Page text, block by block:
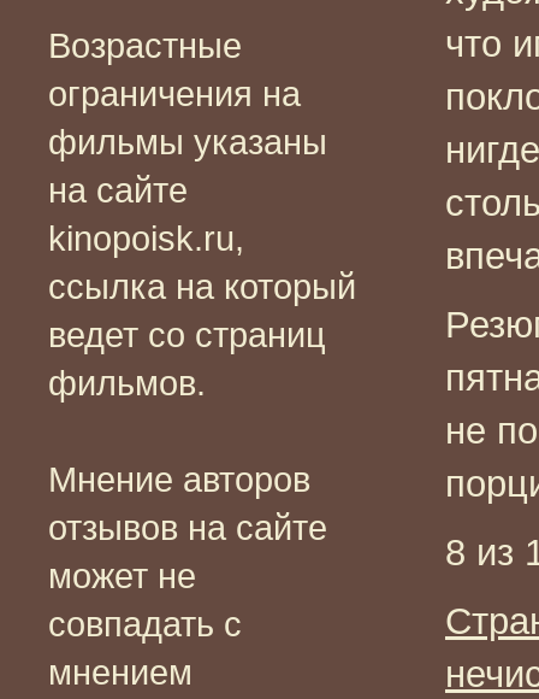
Возрастные
ограничения на
фильмы указаны
на сайте
kinopoisk.ru,
ссылка на который
ведет со страниц
фильмов.
Мнение авторов
отзывов на сайте
может не
совпадать с
мнением
что
не
8 из